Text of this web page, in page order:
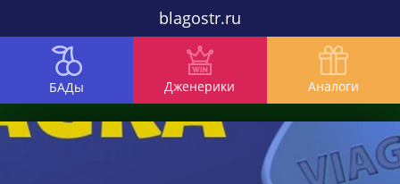
blagostr.ru
БАДы Дженерики Аналоги